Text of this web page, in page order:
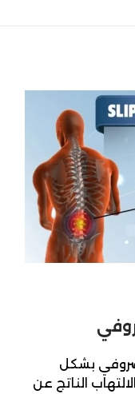
بشكل
الناتج عن